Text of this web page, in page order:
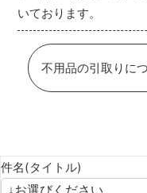
いております。
不用品の引取りに
件名(タイトル)